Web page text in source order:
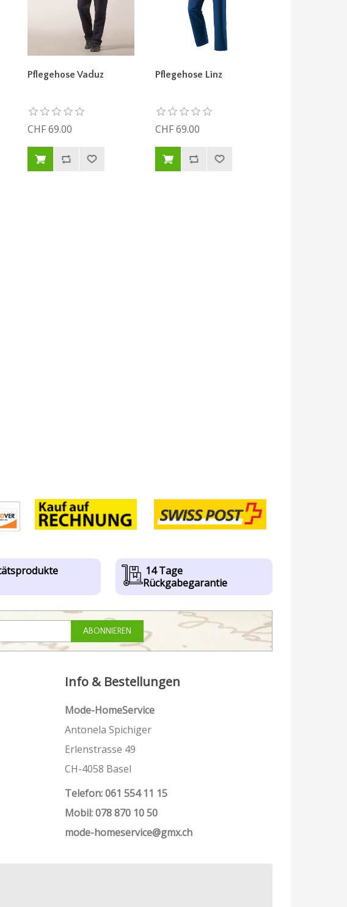
Pflegehose Vaduz
CHF 69.00
Pflegehose Linz
CHF 69.00
14 Tage
Rückgabegarantie
Info & Bestellungen
Mode-HomeService
Antonela Spichiger
Erlenstrasse 49
CH-4058 Basel
Telefon: 061 554 11 15
Mobil: 078 870 10 50
mode-homeservice@gmx.ch